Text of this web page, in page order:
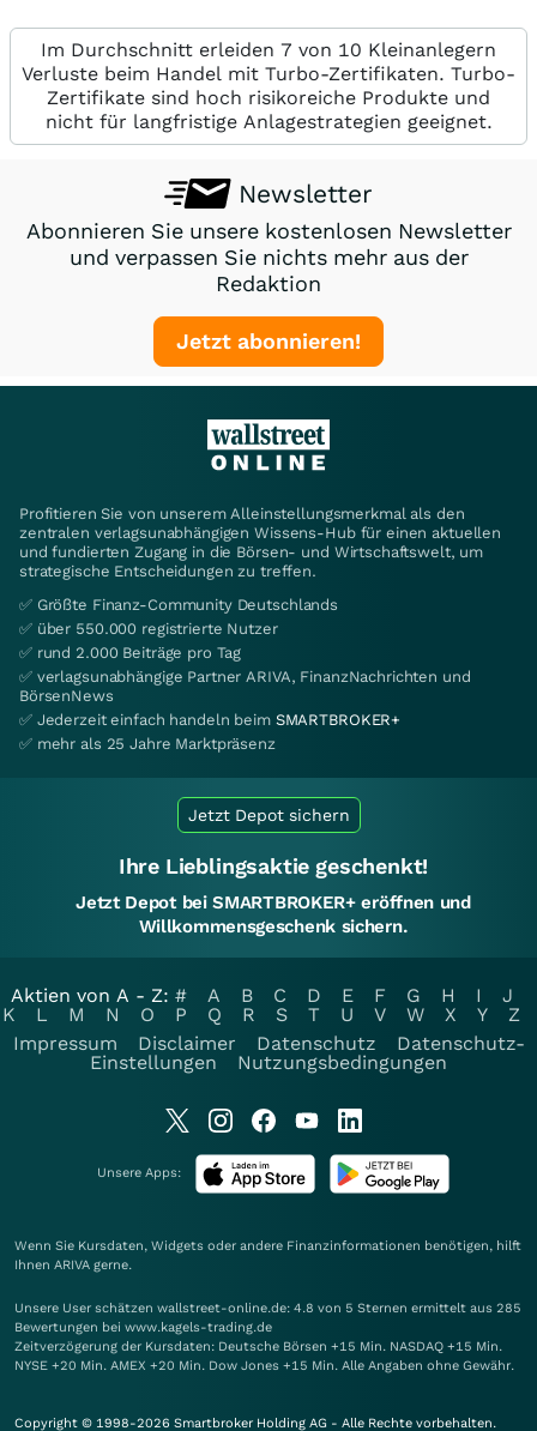
Im Durchschnitt erleiden 7 von 10 Kleinanlegern
Verluste beim Handel mit Turbo-Zertifikaten. Turbo-
Zertifikate sind hoch risikoreiche Produkte und
nicht für langfristige Anlagestrategien geeignet.
Newsletter
Abonnieren Sie unsere kostenlosen Newsletter
und verpassen Sie nichts mehr aus der
Redaktion
Jetzt abonnieren!
Profitieren Sie von unserem Alleinstellungsmerkmal als den
zentralen verlagsunabhängigen Wissens-Hub für einen aktuellen
und fundierten Zugang in die Börsen- und Wirtschaftswelt, um
strategische Entscheidungen zu treffen.
✅ Größte Finanz-Community Deutschlands
✅ über 550.000 registrierte Nutzer
✅ rund 2.000 Beiträge pro Tag
✅ verlagsunabhängige Partner ARIVA, FinanzNachrichten und
BörsenNews
✅ Jederzeit einfach handeln beim SMARTBROKER+
✅ mehr als 25 Jahre Marktpräsenz
Jetzt Depot sichern
Ihre Lieblingsaktie geschenkt!
Jetzt Depot bei SMARTBROKER+ eröffnen und
Willkommensgeschenk sichern.
Aktien von A - Z: # A B C D E F G H I
J
K
L M N O P Q R S T U V W X Y
Z
Impressum
Disclaimer Datenschutz
Datenschutz-
Einstellungen
Nutzungsbedingungen
Unsere Apps:
Wenn Sie Kursdaten, Widgets oder andere Finanzinformationen benötigen, hilft
Ihnen ARIVA gerne.
Unsere User schätzen wallstreet-online.de: 4.8 von 5 Sternen ermittelt aus 285
Bewertungen bei www.kagels-trading.de
Zeitverzögerung der Kursdaten: Deutsche Börsen +15 Min. NASDAQ +15 Min.
NYSE +20 Min. AMEX +20 Min. Dow Jones +15 Min. Alle Angaben ohne Gewähr.
Copyright © 1998-2026 Smartbroker Holding AG - Alle Rechte vorbehalten.